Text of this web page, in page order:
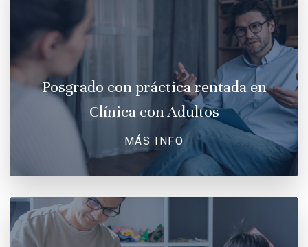
Posgrado con práctica rentada en
Clínica con Adultos
MÁS INFO